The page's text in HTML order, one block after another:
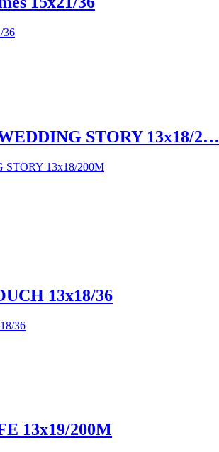
STORY 13x18/2…
13x18/36
13x19/200M